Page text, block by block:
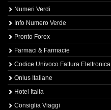
Numeri Verdi
Info Numero Verde
Pronto Forex
Farmaci & Farmacie
Codice Univoco Fattura Elettronica
Onlus Italiane
Hotel Italia
Consiglia Viaggi